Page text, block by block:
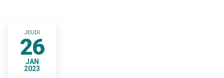
JEUDI
26
JAN
2023